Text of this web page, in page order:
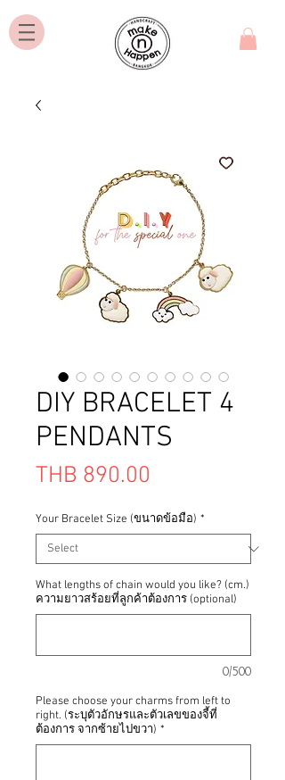
DIY BRACELET 4
PENDANTS
THB 890.00
Your Bracelet Size (ขนาดข้อมือ) *
What lengths of chain would you like? (cm.)
ความยาวสร้อยที่ลูกค้าต้องการ (optional)
0/500
Please choose your charms from left to
right. (ระบุตัวอักษรและตัวเลขของจี้ที่
ต้องการ จากซ้ายไปขวา) *